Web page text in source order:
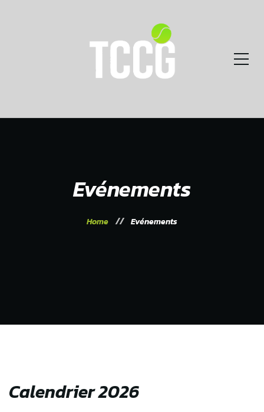
Evénements
Home Evénements
Calendrier 2026